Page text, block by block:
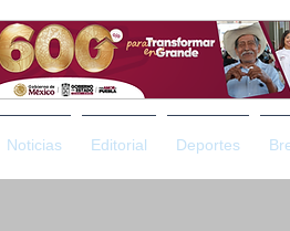
Noticias Editorial Deportes